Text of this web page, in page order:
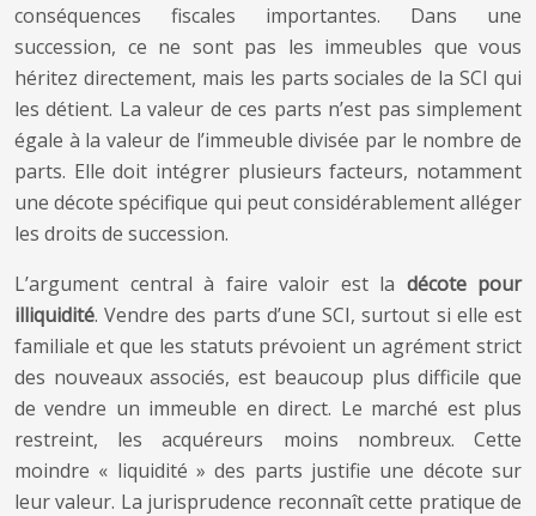
conséquences fiscales importantes. Dans une
succession, ce ne sont pas les immeubles que vous
héritez directement, mais les parts sociales de la SCI qui
les détient. La valeur de ces parts n’est pas simplement
égale à la valeur de l’immeuble divisée par le nombre de
parts. Elle doit intégrer plusieurs facteurs, notamment
une décote spécifique qui peut considérablement alléger
les droits de succession.
L’argument central à faire valoir est la décote pour
illiquidité. Vendre des parts d’une SCI, surtout si elle est
familiale et que les statuts prévoient un agrément strict
des nouveaux associés, est beaucoup plus difficile que
de vendre un immeuble en direct. Le marché est plus
restreint, les acquéreurs moins nombreux. Cette
moindre « liquidité » des parts justifie une décote sur
leur valeur. La jurisprudence reconnaît cette pratique de